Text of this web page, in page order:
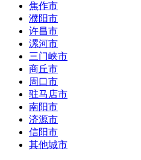
焦作市
濮阳市
许昌市
漯河市
三门峡市
商丘市
周口市
驻马店市
南阳市
济源市
信阳市
其他城市